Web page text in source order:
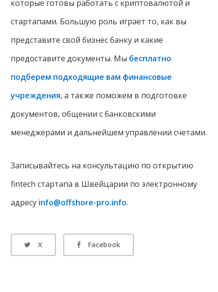
которые готовы работать с криптовалютой и
стартапами. Большую роль играет то, как вы
представите свой бизнес банку и какие
предоставите документы. Мы бесплатно
подберем подходящие вам финансовые
учреждения, а также поможем в подготовке
документов, общении с банковскими
менеджерами и дальнейшем управлении счетами.
Записывайтесь на консультацию по открытию
fintech стартапа в Швейцарии по электронному
адресу info@offshore-pro.info.
X Facebook